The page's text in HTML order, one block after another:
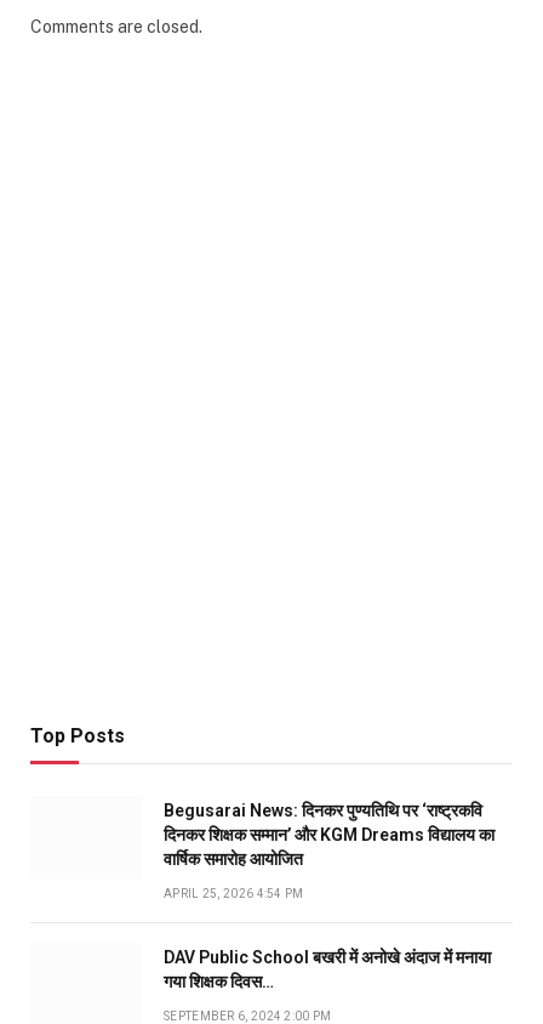
Comments are closed.
Top Posts
Begusarai News: दिनकर पुण्यतिथि पर ‘राष्ट्रकवि
दिनकर शिक्षक सम्मान’ और KGM Dreams विद्यालय का
वार्षिक समारोह आयोजित
APRIL 25, 2026 4:54 PM
DAV Public School बखरी में अनोखे अंदाज में मनाया
गया शिक्षक दिवस…
SEPTEMBER 6, 2024 2:00 PM